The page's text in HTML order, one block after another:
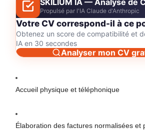
SKILIUM IA — Analyse de
Propulsé par l'IA Claude d'Anthropic
Votre CV correspond-il à ce
Obtenez un score de compatibilité et
IA en 30 secondes
Analyser mon CV
Accueil physique et téléphonique
Élaboration des factures normalisées et